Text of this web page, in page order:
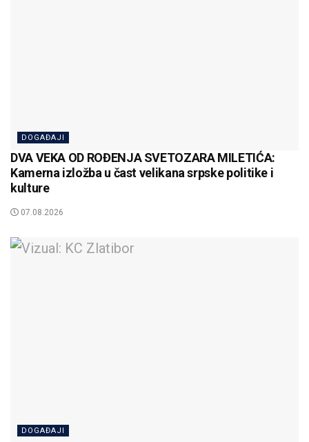
DOGAĐAJI
DVA VEKA OD ROĐENJA SVETOZARA MILETIĆA:
Kamerna izložba u čast velikana srpske politike i
kulture
07.08.2026
DOGAĐAJI